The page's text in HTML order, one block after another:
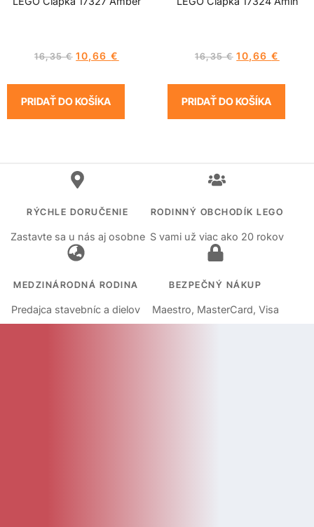
16,35€ 10,66€
PRIDAŤ DO KOŠÍKA
16,35€ 10,66€
PRIDAŤ DO KOŠÍKA
RÝCHLE DORUČENIE
Zastavte sa u nás aj osobne
RODINNÝ OBCHODÍK LEGO
S vami už viac ako 20 rokov
MEDZINÁRODNÁ RODINA
Predajca stavebníc a dielov
BEZPEČNÝ NÁKUP
Maestro, MasterCard, Visa